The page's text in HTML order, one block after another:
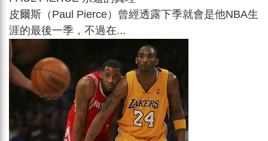
皮爾斯（Paul Pierce）曾經透露下季就會是他NBA生
涯的最後一季，不過在...